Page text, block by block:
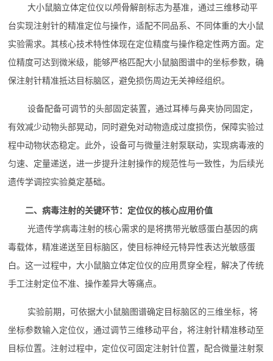
大小鼠脑立体定位仪以颅骨解剖标志为基准，通过三维移动平
台实现注射针的精准定位与操作，适配不同品系、不同体重的大小鼠
实验需求。其核心技术特性体现在定位精度与操作稳定性两方面。定
位精度可达到微米级，能够严格匹配大小鼠脑图谱中的坐标参数，确
保注射针精准抵达目标脑区，避免损伤周边无关神经组织。
设备配备可调节的头部固定装置，通过耳棒与鼻夹协同固定，
有效减少动物头部晃动，同时避免对动物造成过度损伤，保障实验过
程中动物状态稳定。此外，设备可与微量注射泵联动，实现病毒液的
匀速、定量递送，进一步提升注射操作的规范性与一致性，为后续光
遗传学调控实验奠定基础。
二、病毒注射的关键环节：定位仪的核心应用价值
光遗传学病毒注射的核心需求的是将携带光敏感蛋白基因的病
毒载体，精准递送至目标脑区，使目标神经元特异性表达光敏感蛋
白。这一过程中，大小鼠脑立体定位仪的应用贯穿全程，解决了传统
手工注射定位不准、操作差异大等痛点。
实验前期，可依据大小鼠脑图谱确定目标脑区的三维坐标，将
坐标参数输入定位仪，通过调节三维移动平台，将注射针精准移动至
目标位置。注射过程中，定位仪可固定注射针位置，配合微量注射泵